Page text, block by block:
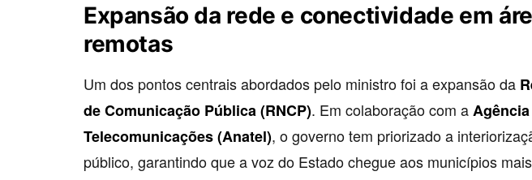
Expansão da rede e conectividade em
remotas
Um dos pontos centrais abordados pelo ministro foi a expansão da
de Comunicação Pública (RNCP). Em colaboração com a
Telecomunicações (Anatel), o governo tem priorizado a
público, garantindo que a voz do Estado chegue aos municípios